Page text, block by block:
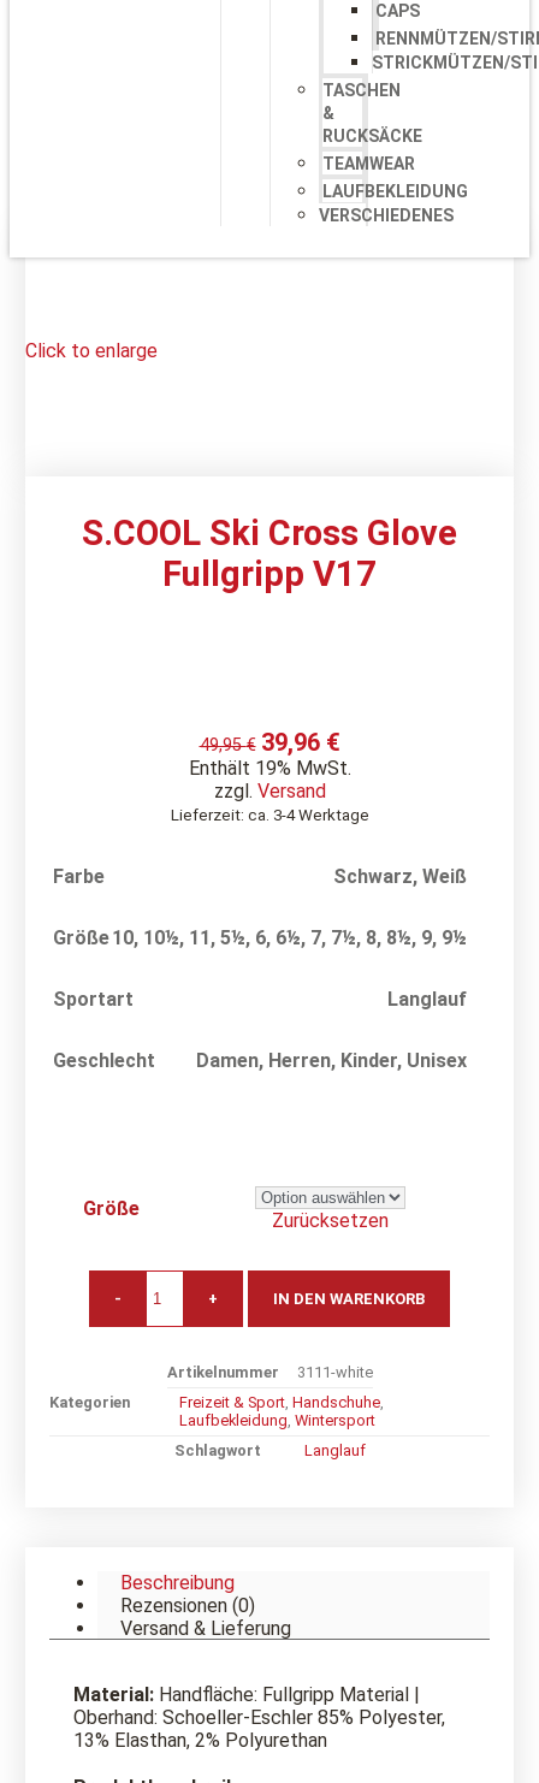
CAPS
RENNMÜTZEN/
STRICKMÜTZEN/
TASCHEN
&
RUCKSÄCKE
TEAMWEAR
LAUFBEKLEIDUNG
VERSCHIEDENES
Click to enlarge
S.COOL Ski Cross Glove
Fullgripp V17
49,95€ 39,96 €
Enthält 19% MwSt.
zzgl. Versand
Lieferzeit: ca. 3-4 Werktage
Farbe Schwarz, Weiß
Größe10, 10½, 11, 5½, 6, 6½, 7, 7½, 8, 8½, 9, 9½
Sportart Langlauf
Geschlecht Damen, Herren, Kinder, Unisex
Größe
Zurücksetzen
- + IN DEN WARENKORB
Artikelnummer
3111-white
Kategorien
Freizeit & Sport, Handschuhe,
Laufbekleidung, Wintersport
Schlagwort
Langlauf
Beschreibung
Rezensionen (0)
Versand & Lieferung
Material: Handfläche: Fullgripp Material |
Oberhand: Schoeller-Eschler 85% Polyester,
13% Elasthan, 2% Polyurethan